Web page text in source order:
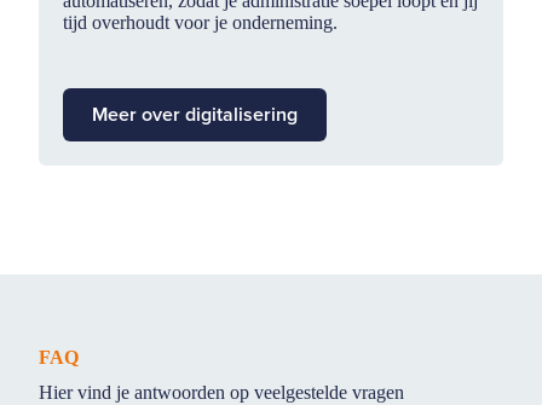
tijd overhoudt voor je onderneming.
Meer over digitalisering
FAQ
Hier vind je antwoorden op veelgestelde vragen